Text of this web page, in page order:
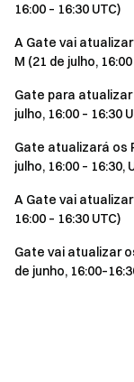
16:00 – 16:30 UTC)
A Gate vai
M (21 de julho,
Gate para
julho, 16:00 – 16:30
Gate atualizará os
julho, 16:00 – 16:30,
A Gate vai
16:00 – 16:30 UTC)
Gate vai atualizar
de junho,